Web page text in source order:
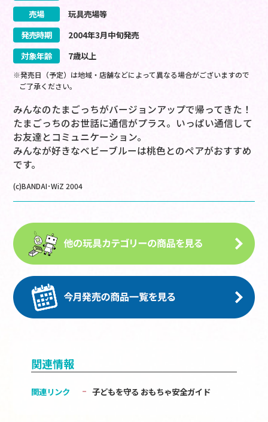
売場
玩具売場等
発売時期
2004年3月中旬発売
対象年齢
7歳以上
※発売日（予定）は地域・店舗などによって異なる場合がございますので
ご了承ください。
みんなのたまごっちがバージョンアップで帰ってきた！
たまごっちのお世話に通信がプラス。いっぱい通信して
お友達とコミュニケーション。
みんなが好きなベビーブルーは桃色とのペアがおすすめ
です。
(c)BANDAI･WiZ 2004
関連情報
関連リンク 子どもを守る おもちゃ安全ガイド